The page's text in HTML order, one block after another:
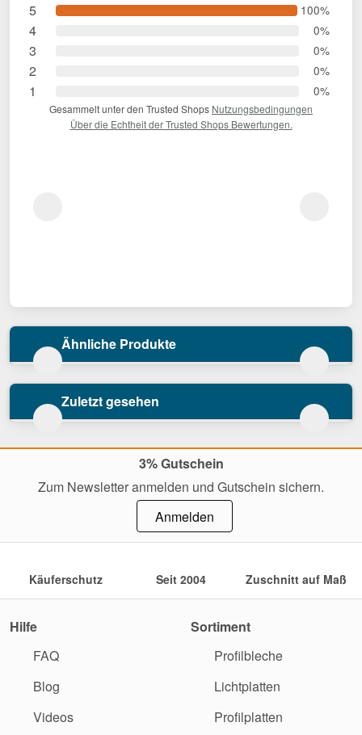
5 100%
4 0%
3 0%
2 0%
1 0%
Gesammelt unter den Trusted Shops Nutzungsbedingungen
Über die Echtheit der Trusted Shops Bewertungen.
Ähnliche Produkte
Zuletzt gesehen
3% Gutschein
Zum Newsletter anmelden und Gutschein sichern.
Anmelden
Käuferschutz Seit 2004 Zuschnitt auf Maß
Hilfe
FAQ
Blog
Videos
Sortiment
Profilbleche
Lichtplatten
Profilplatten